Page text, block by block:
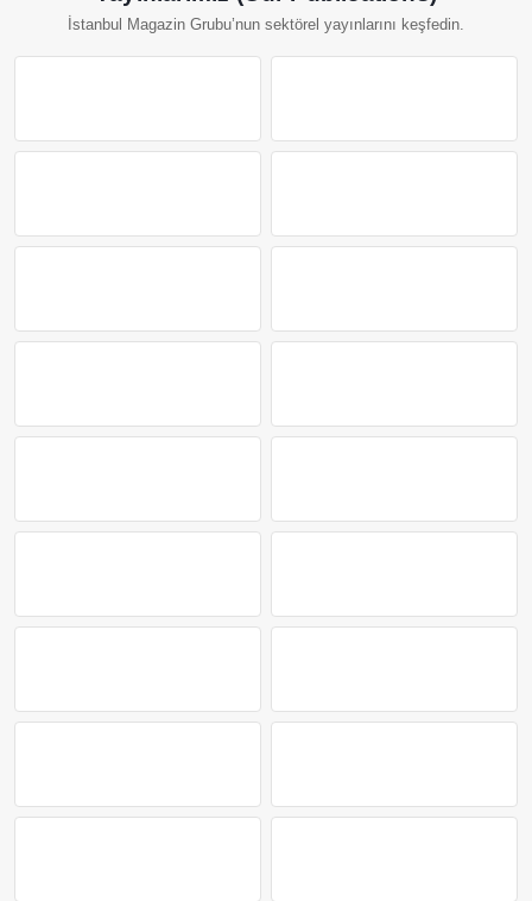
İstanbul Magazin Grubu’nun sektörel yayınlarını keşfedin.